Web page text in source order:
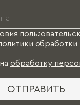
обработки
обработку
ОТПРАВИТЬ